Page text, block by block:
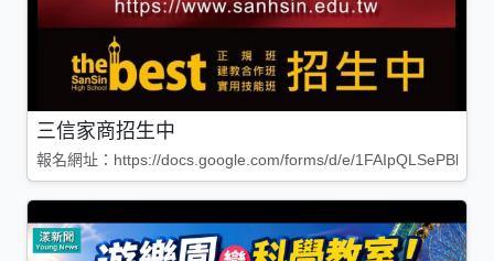
三信家商招生中
報名網址：https://docs.google.com/forms/d/e/